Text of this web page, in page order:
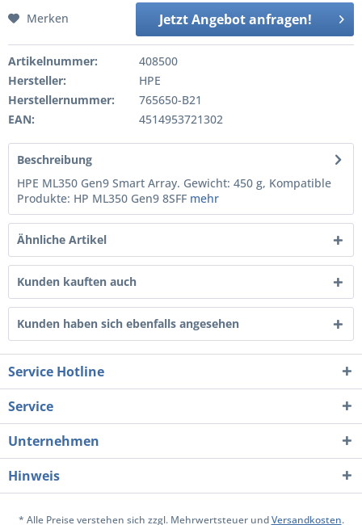
Jetzt Angebot anfragen!
Merken
Artikelnummer:
408500
Hersteller:
HPE
Herstellernummer:
765650-B21
EAN:
4514953721302
Beschreibung
HPE ML350 Gen9 Smart Array. Gewicht: 450 g, Kompatible
Produkte: HP ML350 Gen9 8SFF mehr
Ähnliche Artikel
Kunden kauften auch
Kunden haben sich ebenfalls angesehen
Service Hotline
Service
Unternehmen
Hinweis
* Alle Preise verstehen sich zzgl. Mehrwertsteuer undVersandkosten.